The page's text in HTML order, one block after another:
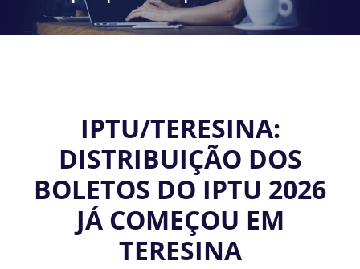
IPTU/TERESINA:
DISTRIBUIÇÃO DOS
BOLETOS DO IPTU 2026
JÁ COMEÇOU EM
TERESINA